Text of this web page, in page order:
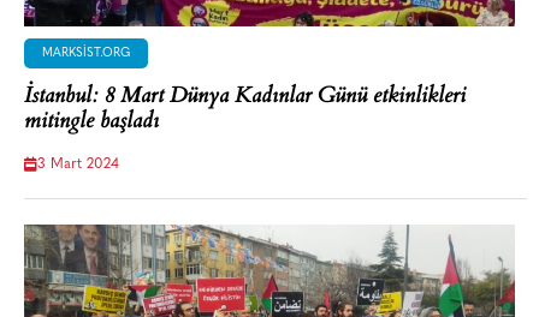
MARKSIST.ORG
İstanbul: 8 Mart Dünya Kadınlar Günü etkinlikleri
mitingle başladı
3 Mart 2024